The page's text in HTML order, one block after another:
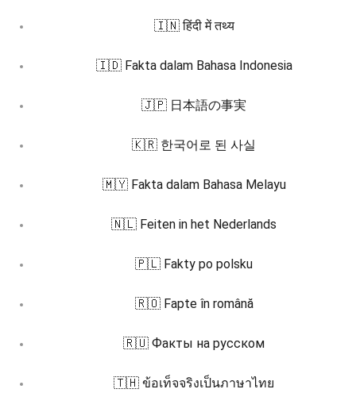
🇮🇳 हिंदी में तथ्य
🇮🇩 Fakta dalam Bahasa Indonesia
🇯🇵 日本語の事実
🇰🇷 한국어로 된 사실
🇲🇾 Fakta dalam Bahasa Melayu
🇳🇱 Feiten in het Nederlands
🇵🇱 Fakty po polsku
🇷🇴 Fapte în română
🇷🇺 Факты на русском
🇹🇭 ข้อเท็จจริงเป็นภาษาไทย